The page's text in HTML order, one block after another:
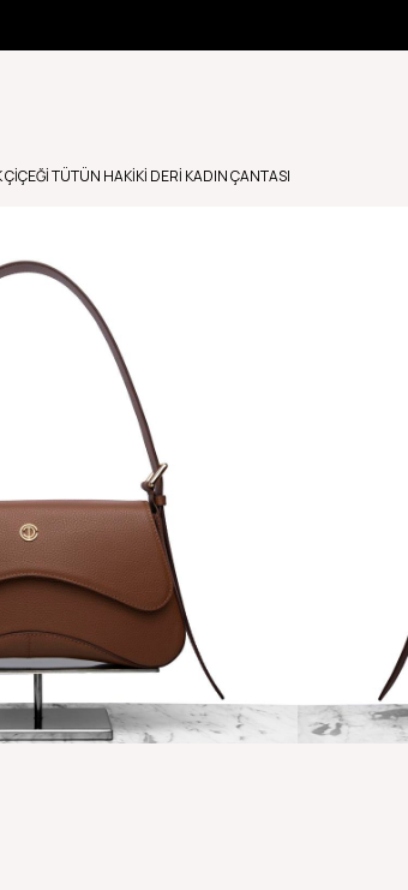
ÇIÇEĞI TÜTÜN HAKIKI DERI KADIN ÇANTASI